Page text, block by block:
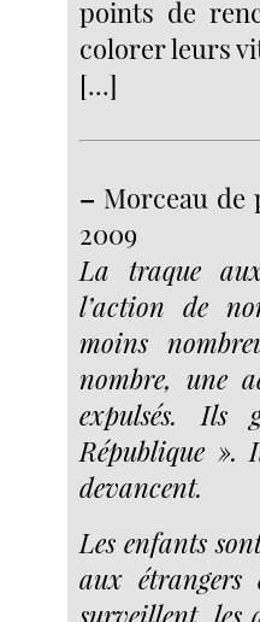
points de
colorer leurs
[...]
– Morceau de
2009
La traque
l’action de
moins
nombre, une
expulsés. Ils
République ».
devancent.
Les enfants
aux étrangers
surveillent, les